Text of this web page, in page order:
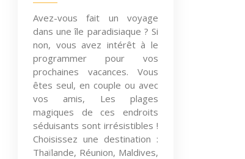
Avez-vous fait un voyage
dans une île paradisiaque ? Si
non, vous avez intérêt à le
programmer pour vos
prochaines vacances. Vous
êtes seul, en couple ou avec
vos amis, Les plages
magiques de ces endroits
séduisants sont irrésistibles !
Choisissez une destination :
Thaïlande, Réunion, Maldives,